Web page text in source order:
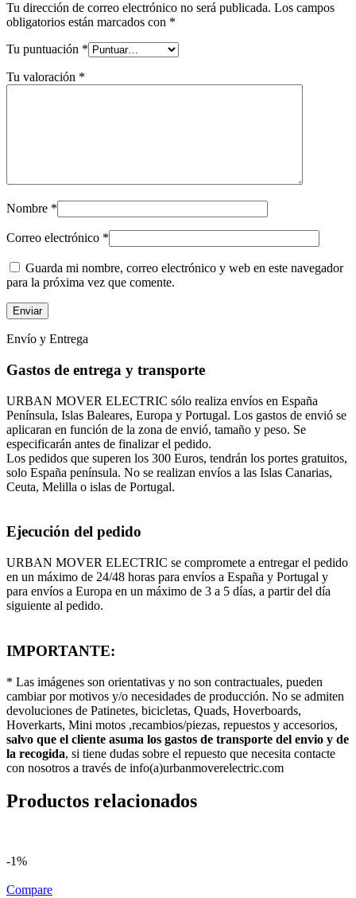
Tu dirección de correo electrónico no será publicada. Los campos
obligatorios están marcados con *
Tu puntuación *
Tu valoración *
Nombre *
Correo electrónico *
Guarda mi nombre, correo electrónico y web en este navegador
para la próxima vez que comente.
Envío y Entrega
Gastos de entrega y transporte
URBAN MOVER ELECTRIC sólo realiza envíos en España
Península, Islas Baleares, Europa y Portugal. Los gastos de envió se
aplicaran en función de la zona de envió, tamaño y peso. Se
especificarán antes de finalizar el pedido.
Los pedidos que superen los 300 Euros, tendrán los portes gratuitos,
solo España península. No se realizan envíos a las Islas Canarias,
Ceuta, Melilla o islas de Portugal.
Ejecución del pedido
URBAN MOVER ELECTRIC se compromete a entregar el pedido
en un máximo de 24/48 horas para envíos a España y Portugal y
para envíos a Europa en un máximo de 3 a 5 días, a partir del día
siguiente al pedido.
IMPORTANTE:
* Las imágenes son orientativas y no son contractuales, pueden
cambiar por motivos y/o necesidades de producción. No se admiten
devoluciones de Patinetes, bicicletas, Quads, Hoverboards,
Hoverkarts, Mini motos ,recambios/piezas, repuestos y accesorios,
salvo que el cliente asuma los gastos de transporte del envio y de
la recogida, si tiene dudas sobre el repuesto que necesita contacte
con nosotros a través de info(a)urbanmoverelectric.com
Productos relacionados
-1%
Compare